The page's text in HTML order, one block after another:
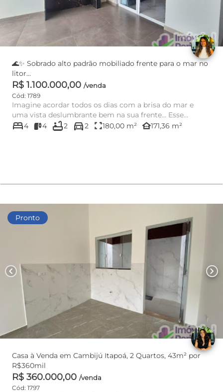
🌊✨ Sobrado alto padrão mobiliado frente para o mar no
litor...
R$ 1.100.000,00 /venda
Cód: 1789
Imagine acordar todos os dias com a brisa do mar e
uma vista deslumbrante bem na sua frente… Esse
sobrado exclusivo fre...
bed4 4 bathtub2 directions_car2 fullscreen180,00 m² other_houses171,36 m²
Pronto
chevron_left chevron_right
Casa à Venda em Cambijú Itapoá, 2 Quartos, 43m² por
R$360mil
R$ 360.000,00 /venda
Cód: 1797